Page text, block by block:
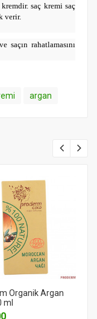
saç kremi saç
verir.
saçın rahatlamasını
argan
Organik Argan
ml